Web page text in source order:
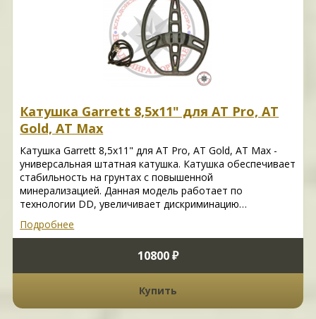
Катушка Garrett 8,5x11" для AT Pro, AT
Gold, AT Max
Катушка Garrett 8,5x11" для AT Pro, AT Gold, AT Max -
универсальная штатная катушка. Катушка обеспечивает
стабильность на грунтах с повышенной
минерализацией. Данная модель работает по
технологии DD, увеличивает дискриминацию…
Подробнее
10800 ₽
Купить